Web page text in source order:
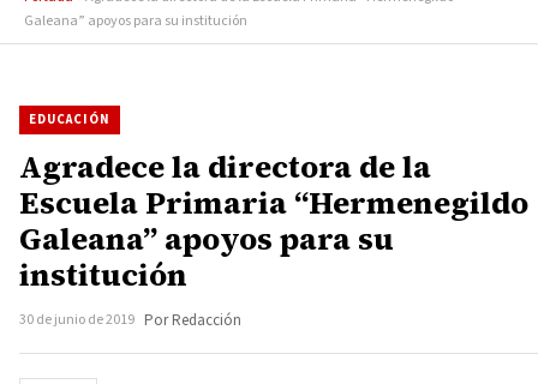
Galeana” apoyos para su institución
EDUCACIÓN
Agradece la directora de la
Escuela Primaria “Hermenegildo
Galeana” apoyos para su
institución
30 de junio de 2019 Por Redacción